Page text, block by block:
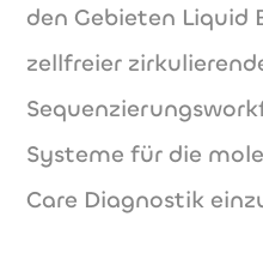
den Gebieten Liquid
zellfreier
Systeme für die
Care Diagnostik